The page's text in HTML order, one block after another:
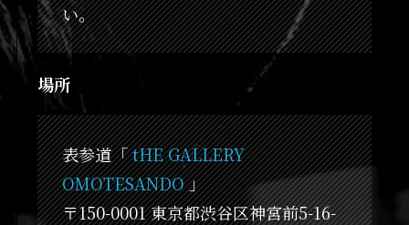
い。
場所
表参道「tHE GALLERY
OMOTESANDO」
〒150-0001 東京都渋谷区神宮前5-16-